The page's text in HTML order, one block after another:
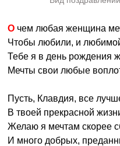
О чем любая женщина
Чтобы любили, и
Тебе я в день рождения
Мечты свои любые
Пусть, Клавдия, все
В твоей прекрасной
Желаю я мечтам скорее
И много добрых,